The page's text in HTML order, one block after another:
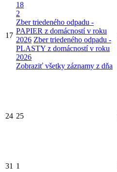
17
18
2
Zber triedeného odpadu -
PAPIER z domácností v roku
2026 Zber triedeného odpadu -
PLASTY z domácností v roku
2026
Zobraziť všetky záznamy z dňa
24 25
31 1